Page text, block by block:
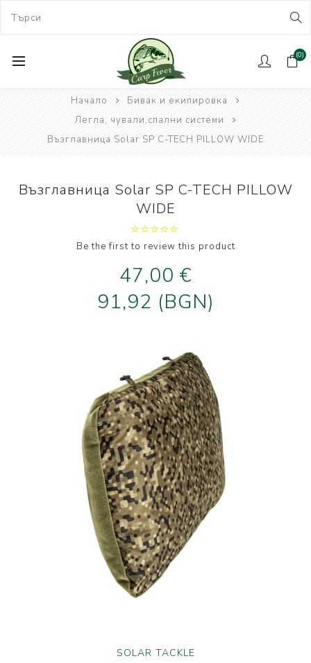
(0)
Начало
Бивак и екипировка
Легла, чували,спални системи
Възглавница Solar SP C-TECH PILLOW WIDE
Възглавница Solar SP C-TECH PILLOW
WIDE
Be the first to review this product
47,00 €
91,92 (BGN)
SOLAR TACKLE